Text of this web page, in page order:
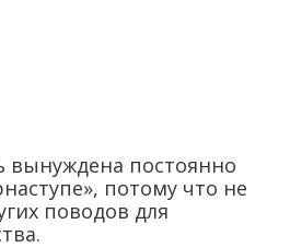
вынуждена постоянно
потому что не
поводов для